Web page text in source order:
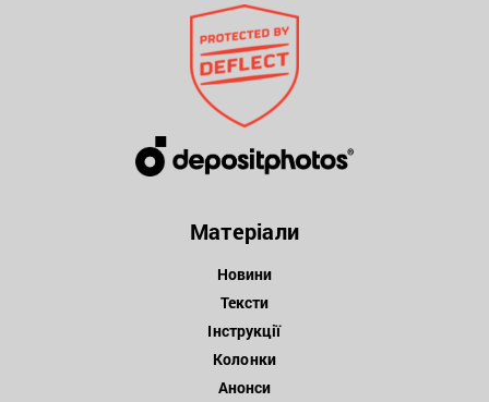
Матеріали
Новини
Тексти
Інструкції
Колонки
Анонси